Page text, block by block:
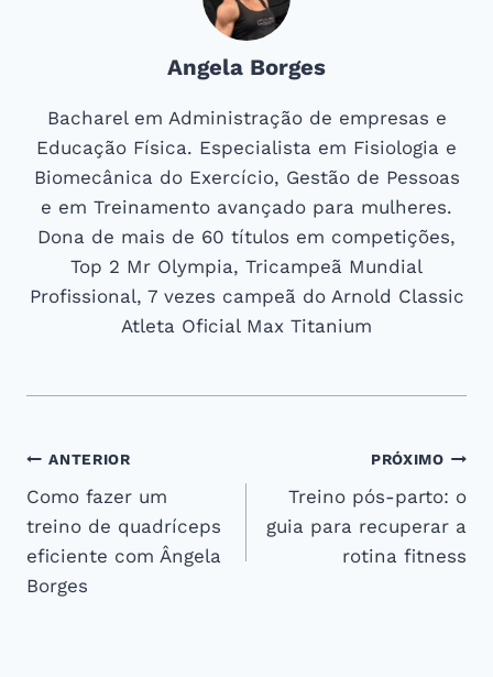
Angela Borges
Bacharel em Administração de empresas e
Educação Física. Especialista em Fisiologia e
Biomecânica do Exercício, Gestão de Pessoas
e em Treinamento avançado para mulheres.
Dona de mais de 60 títulos em competições,
Top 2 Mr Olympia, Tricampeã Mundial
Profissional, 7 vezes campeã do Arnold Classic
Atleta Oficial Max Titanium
Navegação
de
Post
ANTERIOR
Como fazer um
treino de quadríceps
eficiente com Ângela
Borges
PRÓXIMO
Treino pós-parto: o
guia para recuperar a
rotina fitness